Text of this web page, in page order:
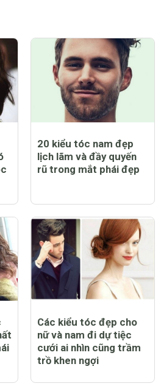
20 kiểu tóc nam đẹp
lịch lãm và đầy quyến
rũ trong mắt phái đẹp
Các kiểu tóc đẹp cho
nữ và nam đi dự tiệc
cưới ai nhìn cũng trầm
trồ khen ngợi